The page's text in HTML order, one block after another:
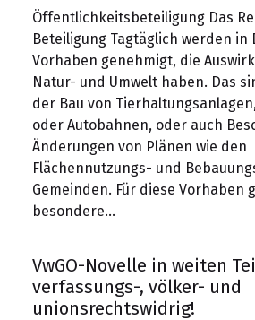
Öffentlichkeitsbeteiligung Das
Beteiligung Tagtäglich werden in
Vorhaben genehmigt, die
Natur- und Umwelt haben. Das
der Bau von
oder Autobahnen, oder auch
Änderungen von Plänen wie den
Flächennutzungs- und
Gemeinden. Für diese Vorhaben
besondere…
VwGO-Novelle in weiten
verfassungs-, völker- und
unionsrechtswidrig!